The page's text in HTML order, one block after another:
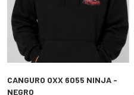
CANGURO OXX 6055 NINJA -
NEGRO